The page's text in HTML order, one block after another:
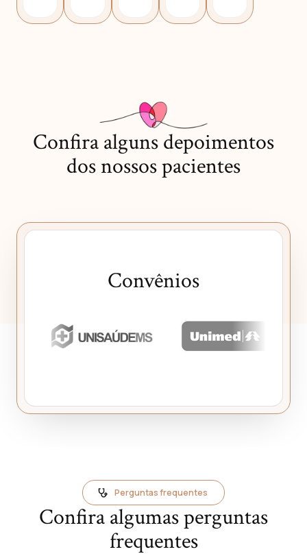
Confira alguns depoimentos
dos nossos pacientes
Convênios
Perguntas frequentes
Confira algumas perguntas
frequentes